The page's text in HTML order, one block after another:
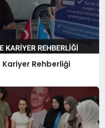
Kariyer Rehberliği